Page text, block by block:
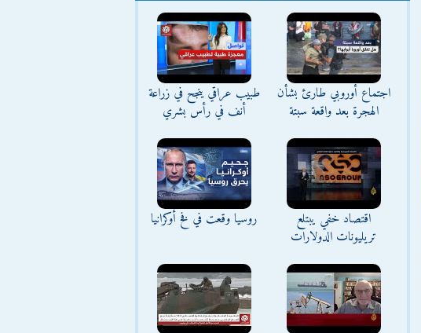
اجتماع أوروبي طارئ بشأن
الهجرة بعد واقعة سبتة
طبيب عراقي ينجح في زراعة
أنف في رأس بشري
اقتصاد خفي يبتلع
تريليونات الدولارات
روسيا وقعت في فخ أوكرانيا